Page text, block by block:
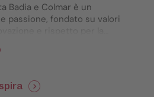
Badia e Colmar è un
passione, fondato su valori
prodotti che incarnano